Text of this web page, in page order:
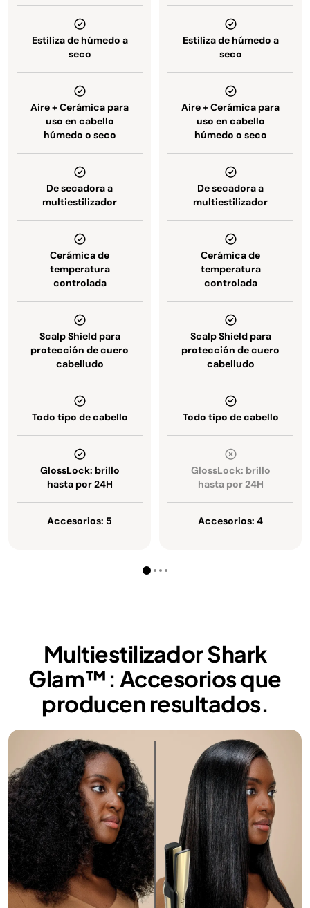
Estiliza de húmedo a
seco
Aire + Cerámica para
uso en cabello
húmedo o seco
De secadora a
multiestilizador
Cerámica de
temperatura
controlada
Scalp Shield para
protección de cuero
cabelludo
Todo tipo de cabello
GlossLock: brillo
hasta por 24H
Accesorios: 5
Estiliza de húmedo a
seco
Aire + Cerámica para
uso en cabello
húmedo o seco
De secadora a
multiestilizador
Cerámica de
temperatura
controlada
Scalp Shield para
protección de cuero
cabelludo
Todo tipo de cabello
GlossLock: brillo
hasta por 24H
Accesorios: 4
Multiestilizador Shark
Glam™: Accesorios que
producen resultados.